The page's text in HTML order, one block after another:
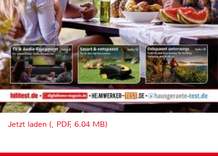
Jetzt laden (, PDF, 6.04 MB)